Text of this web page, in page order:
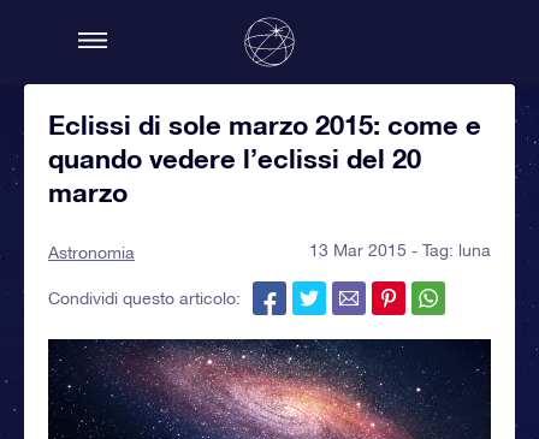
Eclissi di sole marzo 2015: come e
quando vedere l’eclissi del 20
marzo
Astronomia 13 Mar 2015 - Tag: luna
Condividi questo articolo: